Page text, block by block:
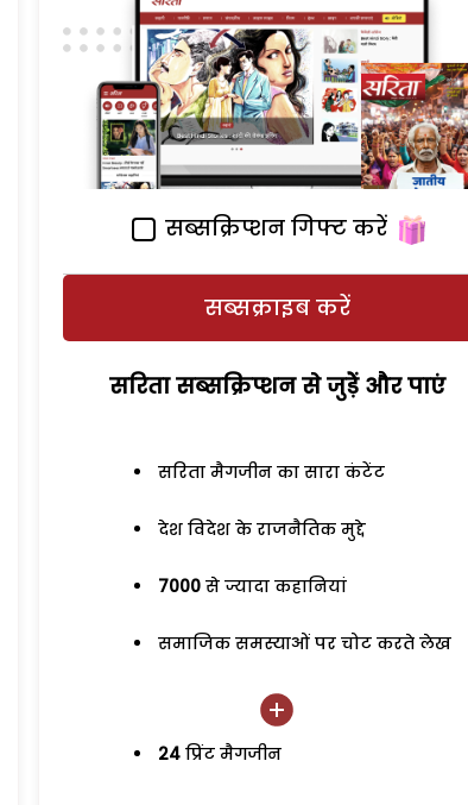
सब्सक्रिप्शन गिफ्ट करें
सब्सक्राइब करें
सरिता सब्सक्रिप्शन से जुड़ेें और पाएं
सरिता मैगजीन का सारा कंटेंट
देश विदेश के राजनैतिक मुद्दे
7000 से ज्यादा कहानियां
समाजिक समस्याओं पर चोट करते लेख
24 प्रिंट मैगजीन